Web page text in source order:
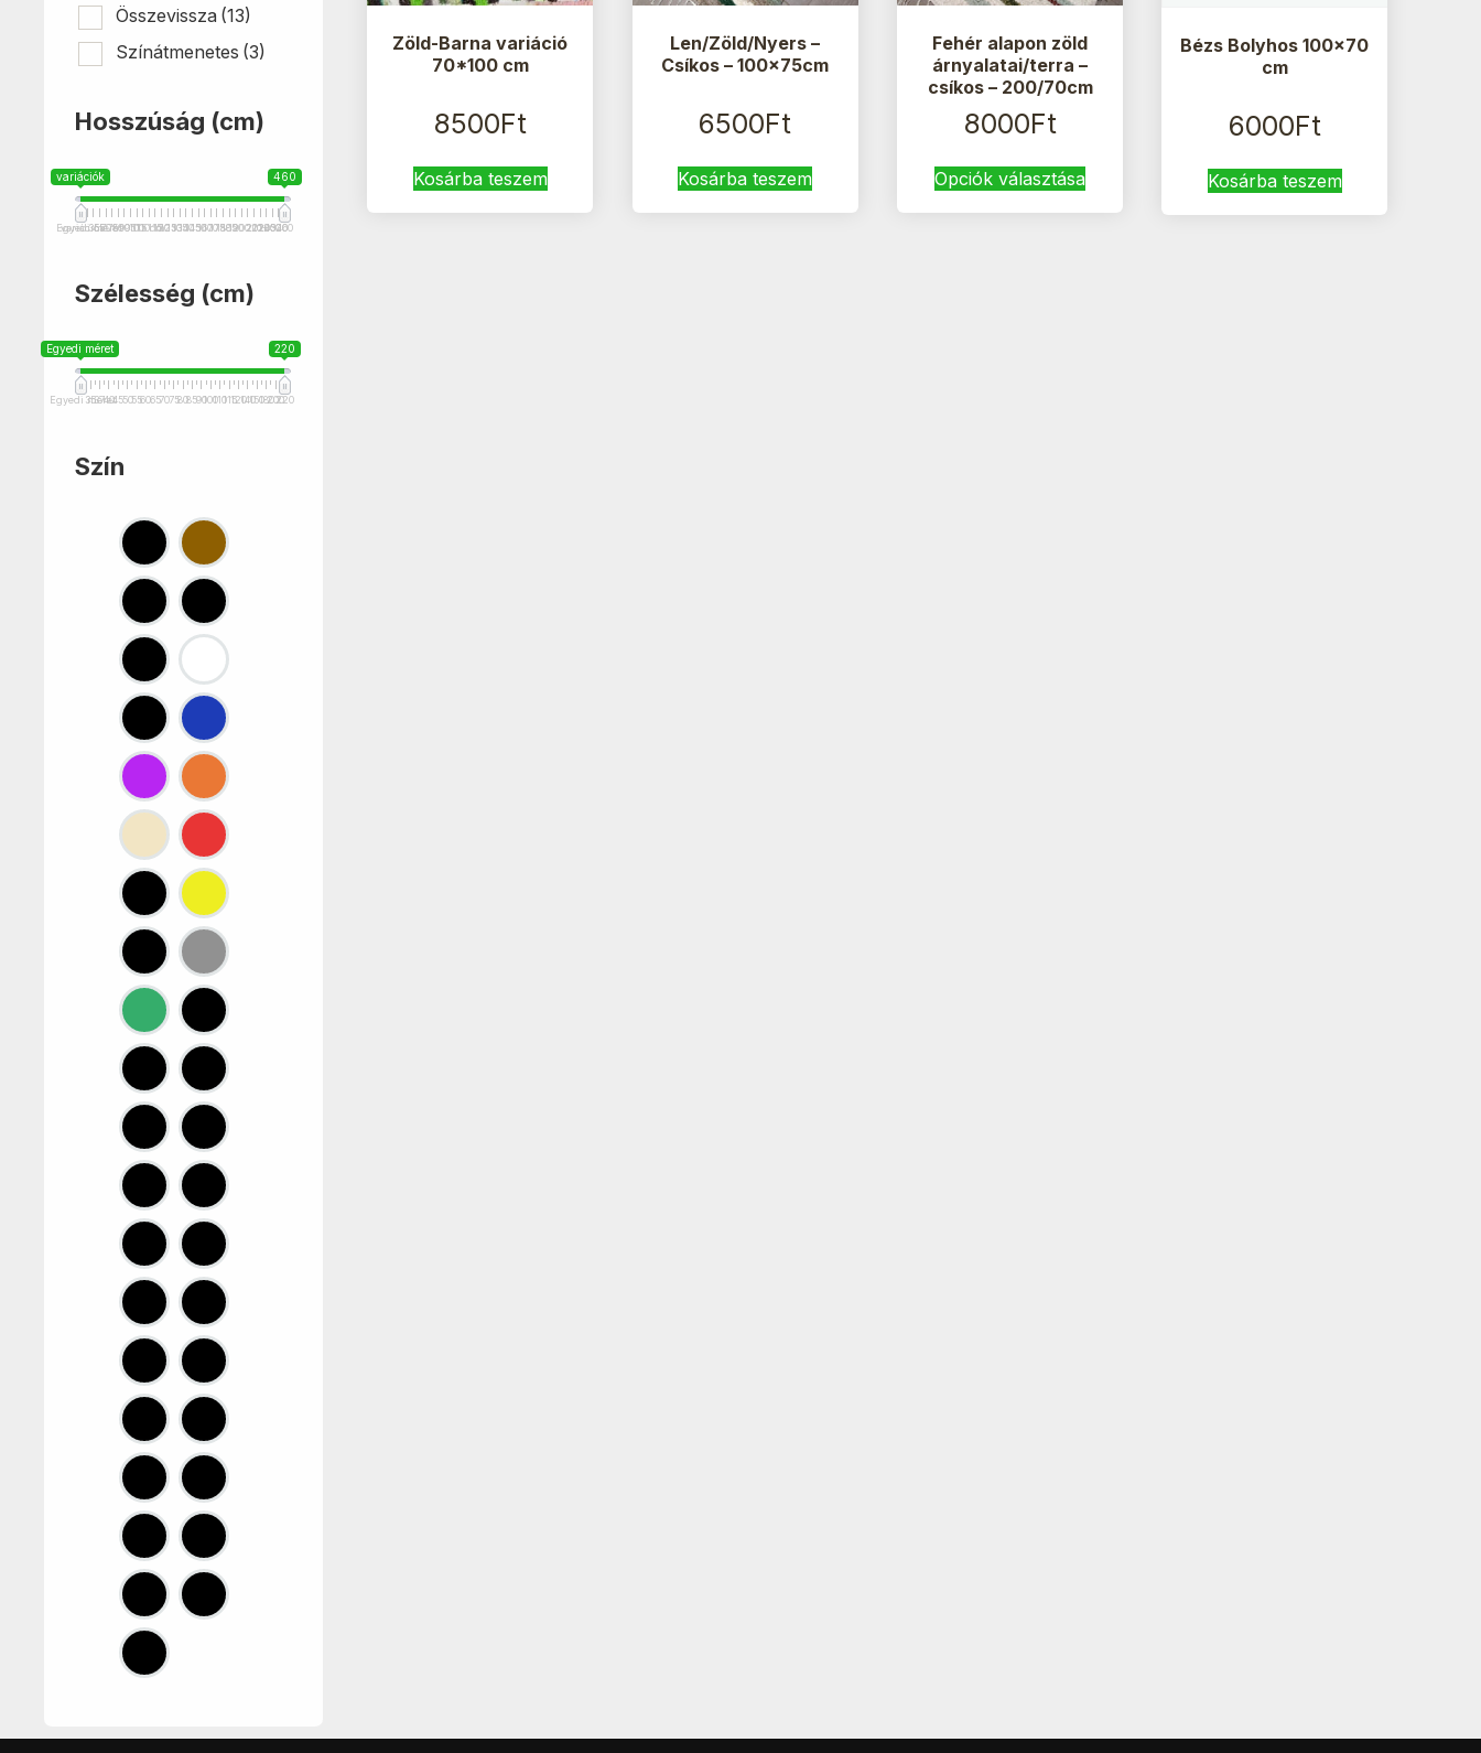
Zöld-Barna variáció
70*100 cm
8500Ft
Kosárba teszem
Len/Zöld/Nyers –
Csíkos – 100x75cm
6500Ft
Kosárba teszem
Fehér alapon zöld
árnyalatai/terra –
csíkos – 200/70cm
8000Ft
Opciók választásaa
terméknek
Bézs Bolyhos 100×70
cm
6000Ft
Kosárba teszem
Összevissza (13)
Színátmenetes (3)
Hosszúság (cm)
variációk 460
variációk
Egyedi méret
35557075809095100110
115 cm
115120125130135140145150160170175180185190
200201+
210
220
240
250
320
460
Szélesség (cm)
Egyedi méret 220
Egyedi méret
35374045505560657075808590100110115120140150180200220
Szín